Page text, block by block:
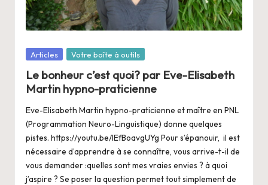
n
g
e
r
s
a
V
ie
Posté
Articles Votre boîte à outils
Le bonheur c’est quoi? par Eve-Elisabeth
Martin hypno-praticienne
Eve-Elisabeth Martin hypno-praticienne et maître en PNL
(Programmation Neuro-Linguistique) donne quelques
pistes. https://youtu.be/lEfBoavgUYg Pour s’épanouir, il est
nécessaire d’apprendre à se connaître, vous arrive-t-il de
vous demander :quelles sont mes vraies envies ? à quoi
j’aspire ? Se poser la question permet tout simplement de